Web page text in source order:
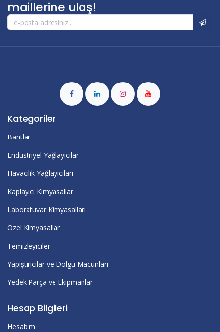
maillerine ulaş!
Kategoriler
Bantlar
Endüstriyel Yağlayıcılar
Havacılık Yağlayıcıları
Kaplayıcı Kimyasallar
Laboratuvar Kimyasalları
Özel Kimyasallar
Temizleyiciler
Yapıştırıcılar ve Dolgu Macunları
Yedek Parça ve Ekipmanlar
Hesap Bilgileri
Hesabım